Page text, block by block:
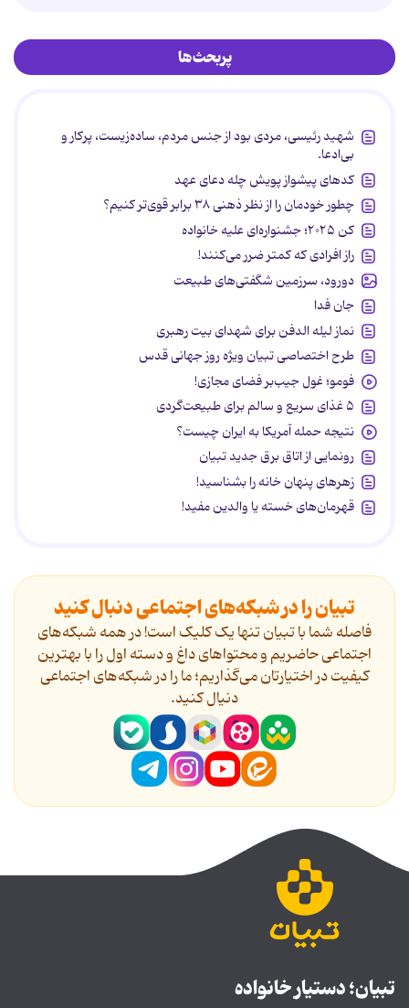
پربحث‌ها
شهید رئیسی، مردی بود از جنس مردم، ساده‌زیست، پرکار و
بی‌ادعا.
کدهای پیشواز پویش چله دعای عهد
چطور خودمان را از نظر ذهنی ۳۸ برابر قوی‌تر کنیم؟
کن ۲۰۲۵؛ جشنواره‌ای علیه خانواده
راز افرادی که کمتر ضرر می‌کنند!
دورود، سرزمین شگفتی‌های طبیعت
جان فدا
نماز لیله الدفن برای شهدای بیت رهبری
طرح اختصاصی تبیان ویژه روز جهانی قدس
فومو؛ غول جیب‌بر فضای مجازی!
۵ غذای سریع و سالم برای طبیعت‌گردی
نتیجه حمله آمریکا به ایران چیست؟
رونمایی از اتاق برق جدید تبیان
زهرهای پنهان خانه را بشناسید!
قهرمان‌های خسته یا والدین مفید!
تبیان را در شبکه‌های اجتماعی دنبال کنید
فاصله شما با تبیان تنها یک کلیک است! در همه شبکه‌های
اجتماعی حاضریم و محتواهای داغ و دسته اول را با بهترین
کیفیت در اختیارتان می‌گذاریم؛ ما را در شبکه‌های اجتماعی
دنیال کنید.
تبیان؛ دستیار خانواده